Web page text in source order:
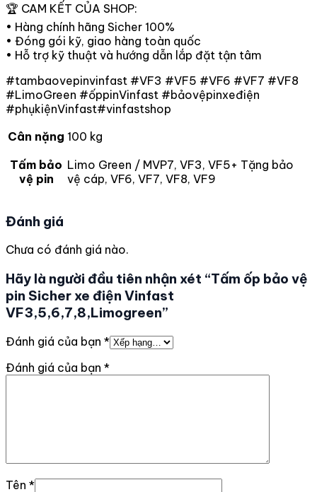
🏆 CAM KẾT CỦA SHOP:
• Hàng chính hãng Sicher 100%
• Đóng gói kỹ, giao hàng toàn quốc
• Hỗ trợ kỹ thuật và hướng dẫn lắp đặt tận tâm
#tambaovepinvinfast #VF3 #VF5 #VF6 #VF7 #VF8
#LimoGreen #ốppinVinfast #bảovệpinxeđiện
#phụkiệnVinfast#vinfastshop
Cân nặng 100 kg
Tấm bảo
vệ pin
Limo Green / MVP7, VF3, VF5+ Tặng bảo
vệ cáp, VF6, VF7, VF8, VF9
Đánh giá
Chưa có đánh giá nào.
Hãy là người đầu tiên nhận xét “Tấm ốp bảo vệ
pin Sicher xe điện Vinfast
VF3,5,6,7,8,Limogreen”
Đánh giá của bạn *
Đánh giá của bạn *
Tên *